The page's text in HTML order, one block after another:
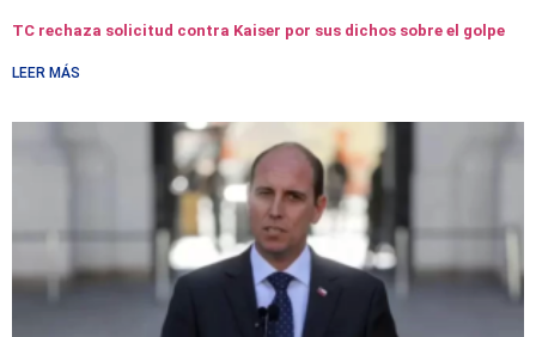
TC rechaza solicitud contra Kaiser por sus dichos sobre el golpe
LEER MÁS